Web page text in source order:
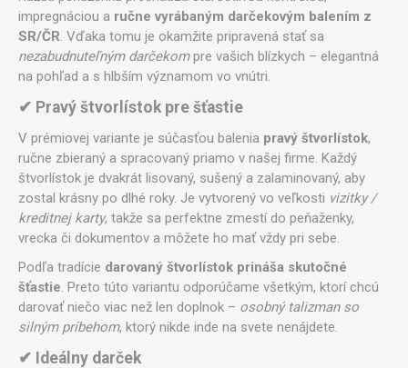
impregnáciou a ručne vyrábaným darčekovým balením z
SR/ČR. Vďaka tomu je okamžite pripravená stať sa
nezabudnuteľným darčekompre vašich blízkych – elegantná
na pohľad a s hlbším významom vo vnútri.
✔ Pravý štvorlístok pre šťastie
V prémiovej variante je súčasťou balenia pravý štvorlístok,
ručne zbieraný a spracovaný priamo v našej firme. Každý
štvorlístok je dvakrát lisovaný, sušený a zalaminovaný, aby
zostal krásny po dlhé roky. Je vytvorený vo veľkosti vizitky /
kreditnej karty, takže sa perfektne zmestí do peňaženky,
vrecka či dokumentov a môžete ho mať vždy pri sebe.
Podľa tradície darovaný štvorlístok prináša skutočné
šťastie. Preto túto variantu odporúčame všetkým, ktorí chcú
darovať niečo viac než len doplnok – osobný talizman so
silným príbehom, ktorý nikde inde na svete nenájdete.
✔ Ideálny darček